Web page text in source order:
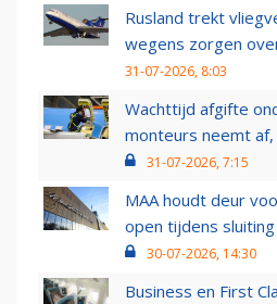
Rusland trekt
wegens zorgen
31-07-2026, 8:03
Wachttijd afgifte
monteurs neemt
31-07-2026, 7:15
MAA houdt deur
open tijdens
30-07-2026, 14:30
Business en First